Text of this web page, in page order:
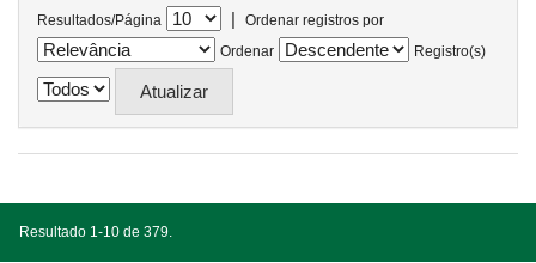
Resultados/Página |
Ordenar registros por
Ordenar
Registro(s)
Resultado 1-10 de 379.